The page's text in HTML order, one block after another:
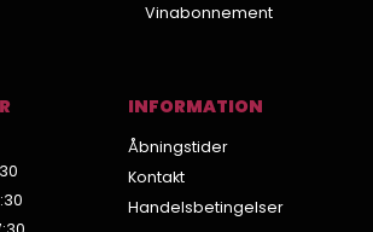
Vinabonnement
INFORMATION
Åbningstider
Kontakt
Handelsbetingelser